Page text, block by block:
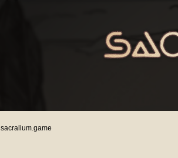
sacralium.game